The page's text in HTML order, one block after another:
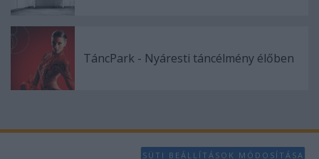
TáncPark - Nyáresti táncélmény élőben
SÜTI BEÁLLÍTÁSOK MÓDOSÍTÁSA